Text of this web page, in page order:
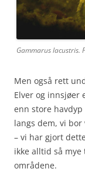
Gammarus lacustris.
Men også rett
Elver og innsjøer
enn store
langs dem, vi
– vi har gjort
ikke alltid så
områdene.